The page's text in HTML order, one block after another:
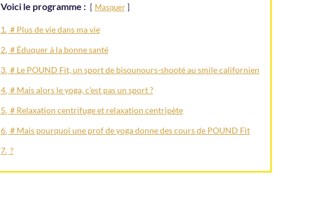
Voici le programme : Masquer
1. # Plus de vie dans ma vie
2. # Éduquer à la bonne santé
3. # Le POUND Fit, un sport de bisounours-shooté au smile californien
4. # Mais alors le yoga, c’est pas un sport ?
5. # Relaxation centrifuge et relaxation centripète
6. # Mais pourquoi une prof de yoga donne des cours de POUND Fit
7. ?